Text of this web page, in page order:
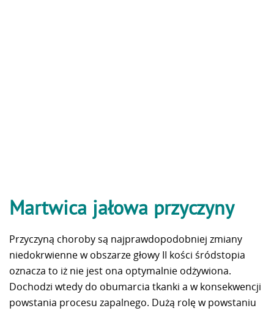
Martwica jałowa przyczyny
Przyczyną choroby są najprawdopodobniej zmiany
niedokrwienne w obszarze głowy II kości śródstopia
oznacza to iż nie jest ona optymalnie odżywiona.
Dochodzi wtedy do obumarcia tkanki a w konsekwencji
powstania procesu zapalnego. Dużą rolę w powstaniu